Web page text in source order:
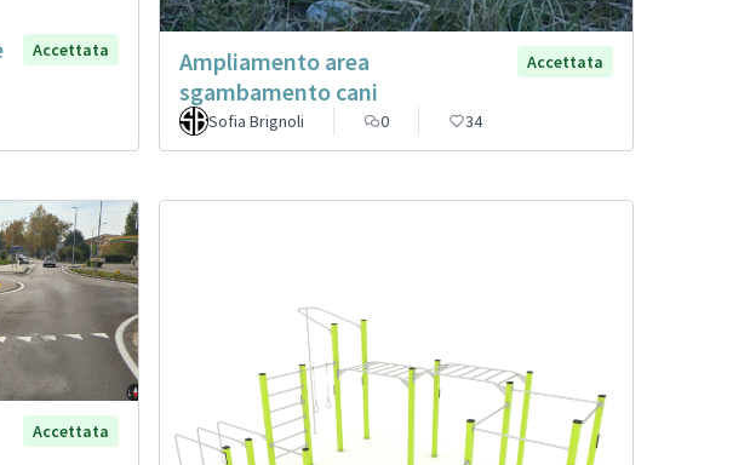
Accettata
Ampliamento area
sgambamento cani
Accettata
Sofia Brignoli 0 34
Accettata